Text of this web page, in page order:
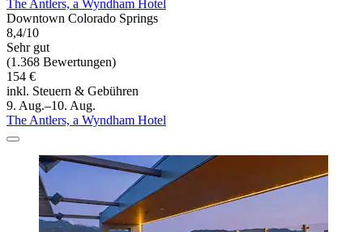
The Antlers, a Wyndham Hotel
Downtown Colorado Springs
8,4/10
Sehr gut
(1.368 Bewertungen)
154 €
inkl. Steuern & Gebühren
9. Aug.–10. Aug.
The Antlers, a Wyndham Hotel